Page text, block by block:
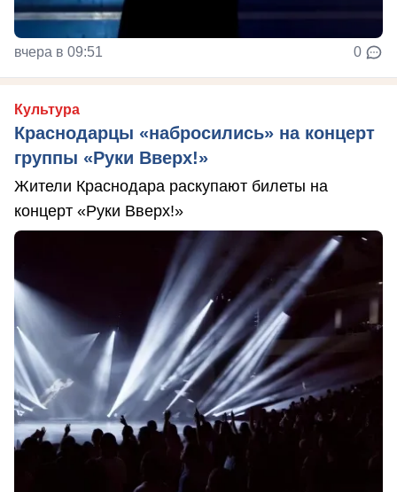
вчера в 09:51 0
Культура
Краснодарцы «набросились» на концерт
группы «Руки Вверх!»
Жители Краснодара раскупают билеты на
концерт «Руки Вверх!»